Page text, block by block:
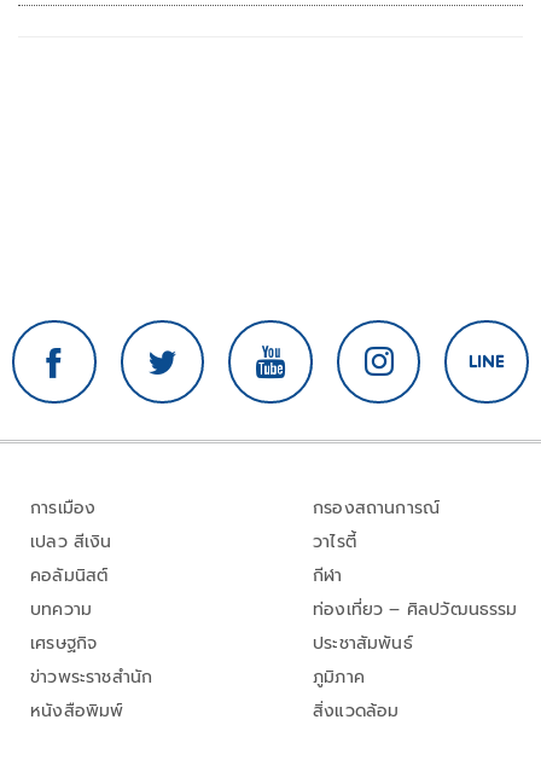
การเมือง
เปลว สีเงิน
คอลัมนิสต์
บทความ
เศรษฐกิจ
ข่าวพระราชสำนัก
หนังสือพิมพ์
กรองสถานการณ์
วาไรตี้
กีฬา
ท่องเที่ยว – ศิลปวัฒนธรรม
ประชาสัมพันธ์
ภูมิภาค
สิ่งแวดล้อม